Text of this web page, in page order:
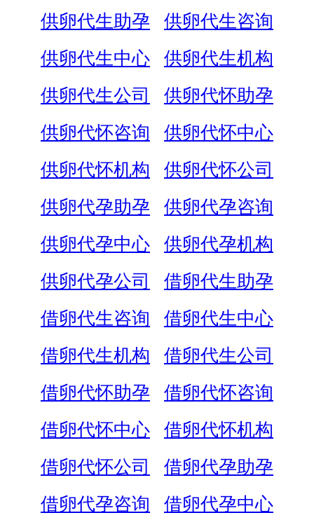
供卵代生助孕
供卵代生咨询
供卵代生中心
供卵代生机构
供卵代生公司
供卵代怀助孕
供卵代怀咨询
供卵代怀中心
供卵代怀机构
供卵代怀公司
供卵代孕助孕
供卵代孕咨询
供卵代孕中心
供卵代孕机构
供卵代孕公司
借卵代生助孕
借卵代生咨询
借卵代生中心
借卵代生机构
借卵代生公司
借卵代怀助孕
借卵代怀咨询
借卵代怀中心
借卵代怀机构
借卵代怀公司
借卵代孕助孕
借卵代孕咨询
借卵代孕中心